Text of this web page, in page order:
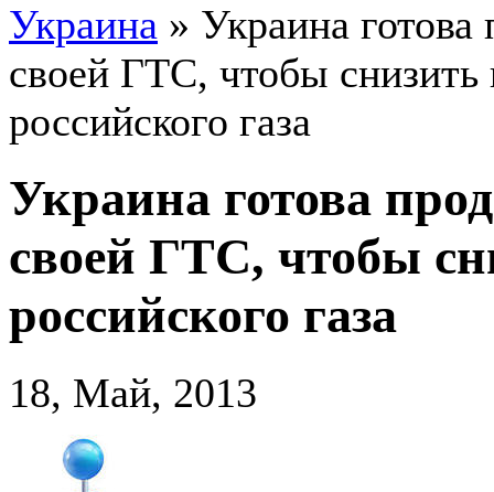
Украина » Украина готова
своей ГТС, чтобы снизить
российского газа
Украина готова
своей ГТС, чтобы
российского газа
18, Май, 2013